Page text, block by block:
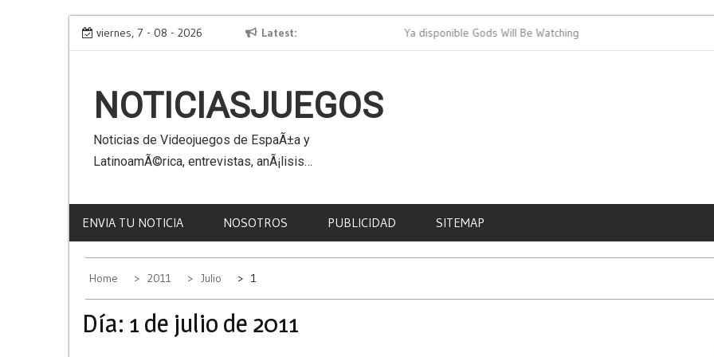
Skip
viernes, 7 - 08 - 2026 Latest
Virtual Kaiju 3D Ya disponible Gods Will Be Watching
NOTICIASJUEGOS
Noticias de Videojuegos de EspaÃ±a y
LatinoamÃ©rica, entrevistas, anÃ¡lisis…
ENVIA TU NOTICIA NOSOTROS PUBLICIDAD SITEMAP
Home 2011 Julio 1
Día: 1 de julio de 2011